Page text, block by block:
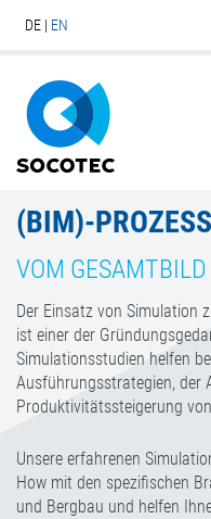
DE
EN
(BIM)-
VOM
Der Einsatz von Simulation
ist einer der
Simulationsstudien helfen
Ausführungsstrategien, der
Produktivitätssteigerung
Unsere erfahrenen
How mit den spezifischen
und Bergbau und helfen